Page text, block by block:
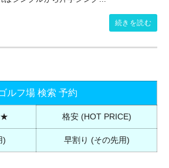
続きを読む
ルフ場 検索 予約
★ 格安 (HOT PRICE)
) 早割り (その先用)